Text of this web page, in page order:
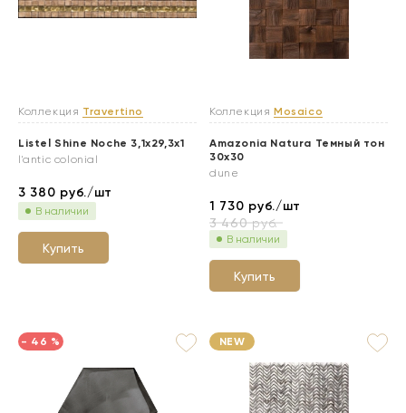
Коллекция Travertino
Listel Shine Noche 3,1x29,3x1
l'antic colonial
3 380 руб./шт
В наличии
Купить
Коллекция Mosaico
Amazonia Natura Темный тон
30x30
dune
1 730 руб./шт
3 460руб.
В наличии
Купить
- 46 % NEW